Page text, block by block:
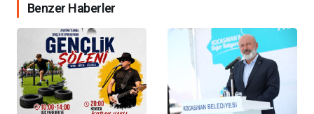
Benzer Haberler